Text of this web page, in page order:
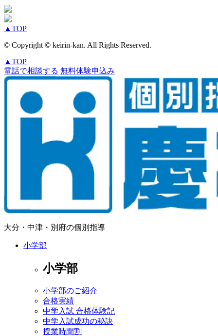
▲ TOP
© Copyright © keirin-kan. All Rights Reserved.
▲ TOP
電話で相談する 無料体験申込み
大分・中津・別府の個別指導
小学部
小学部
小学部のご紹介
合格実績
中学入試 合格体験記
中学入試成功の秘訣
授業時間割